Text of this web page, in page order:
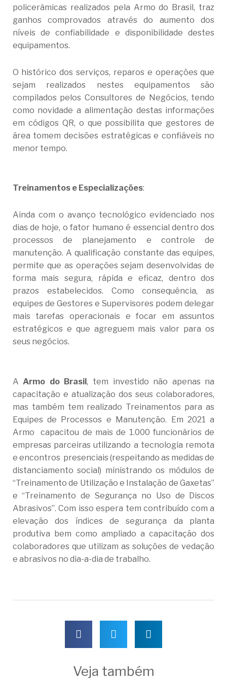
policerâmicas realizados pela Armo do Brasil, traz
ganhos comprovados através do aumento dos
níveis de confiabilidade e disponibilidade destes
equipamentos.
O histórico dos serviços, reparos e operações que
sejam realizados nestes equipamentos são
compilados pelos Consultores de Negócios, tendo
como novidade a alimentação destas informações
em códigos QR, o que possibilita que gestores de
área tomem decisões estratégicas e confiáveis no
menor tempo.
Treinamentos e Especializações:
Ainda com o avanço tecnológico evidenciado nos
dias de hoje, o fator humano é essencial dentro dos
processos de planejamento e controle de
manutenção. A qualificação constante das equipes,
permite que as operações sejam desenvolvidas de
forma mais segura, rápida e eficaz, dentro dos
prazos estabelecidos. Como consequência, as
equipes de Gestores e Supervisores podem delegar
mais tarefas operacionais e focar em assuntos
estratégicos e que agreguem mais valor para os
seus negócios.
AArmo do Brasil, tem investido não apenas na
capacitação e atualização dos seus colaboradores,
mas também tem realizado Treinamentos para as
Equipes de Processos e Manutenção. Em 2021 a
Armo capacitou de mais de 1.000 funcionários de
empresas parceiras utilizando a tecnologia remota
e encontros presenciais (respeitando as medidas de
distanciamento social) ministrando os módulos de
“Treinamento de Utilização e Instalação de Gaxetas”
e “Treinamento de Segurança no Uso de Discos
Abrasivos”. Com isso espera tem contribuído com a
elevação dos índices de segurança da planta
produtiva bem como ampliado a capacitação dos
colaboradores que utilizam as soluções de vedação
e abrasivos no dia-a-dia de trabalho.
Veja também